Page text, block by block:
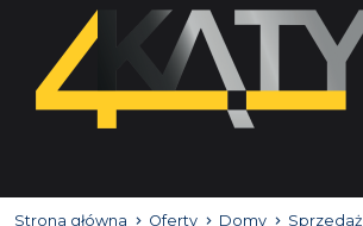
Strona główna Oferty Domy Sprzedaż